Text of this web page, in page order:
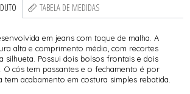
TABELA DE MEDIDAS
em jeans com toque de malha. A
alta e comprimento médio, com recortes
silhueta. Possui dois bolsos frontais e dois
O cós tem passantes e o fechamento é por
tem acabamento em costura simples rebatida.